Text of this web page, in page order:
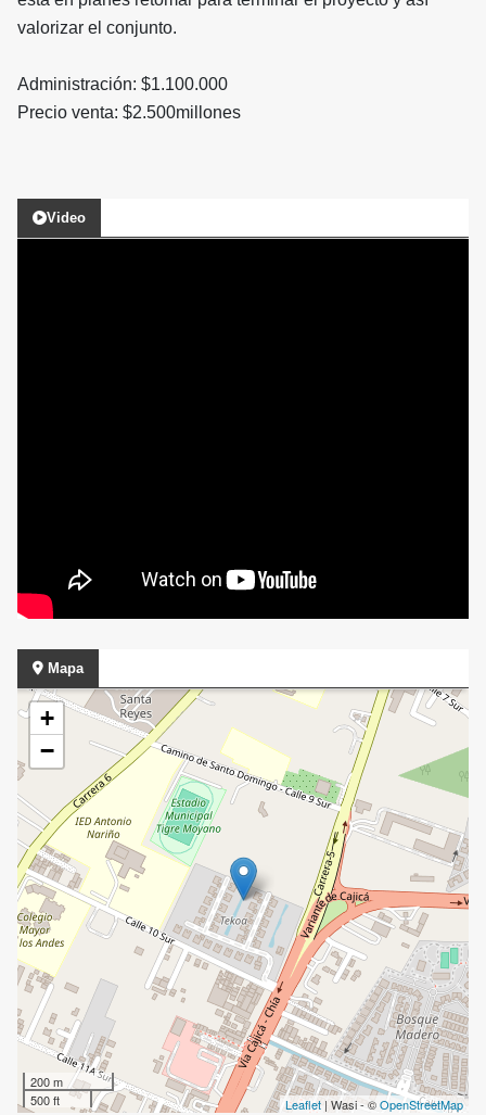
valorizar el conjunto.
Administración: $1.100.000
Precio venta: $2.500millones
Video
Mapa
+
−
200 m
500 ft
Leaflet | Wasi - ©OpenStreetMap